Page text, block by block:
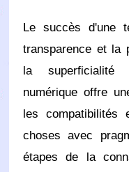
Le succès d'une
transparence et la
la superficialité
numérique offre
les compatibilités
choses avec
étapes de la